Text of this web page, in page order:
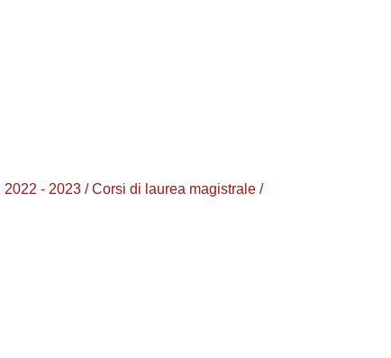
- 2023 / Corsi di laurea magistrale /